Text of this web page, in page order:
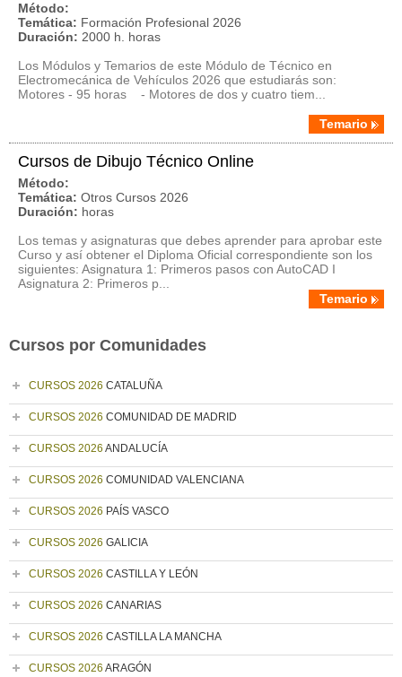
Método:
Temática: Formación Profesional 2026
Duración: 2000 h. horas
Los Módulos y Temarios de este Módulo de Técnico en
Electromecánica de Vehículos 2026 que estudiarás son:
Motores - 95 horas - Motores de dos y cuatro tiem...
Temario
Cursos de Dibujo Técnico Online
Método:
Temática: Otros Cursos 2026
Duración: horas
Los temas y asignaturas que debes aprender para aprobar este
Curso y así obtener el Diploma Oficial correspondiente son los
siguientes: Asignatura 1: Primeros pasos con AutoCAD I
Asignatura 2: Primeros p...
Temario
Cursos por Comunidades
CURSOS 2026 CATALUÑA
CURSOS 2026 COMUNIDAD DE MADRID
CURSOS 2026 ANDALUCÍA
CURSOS 2026 COMUNIDAD VALENCIANA
CURSOS 2026 PAÍS VASCO
CURSOS 2026 GALICIA
CURSOS 2026 CASTILLA Y LEÓN
CURSOS 2026 CANARIAS
CURSOS 2026 CASTILLA LA MANCHA
CURSOS 2026 ARAGÓN